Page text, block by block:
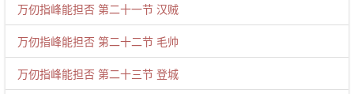
万仞指峰能担否 第二十一节 汉贼
万仞指峰能担否 第二十二节 毛帅
万仞指峰能担否 第二十三节 登城